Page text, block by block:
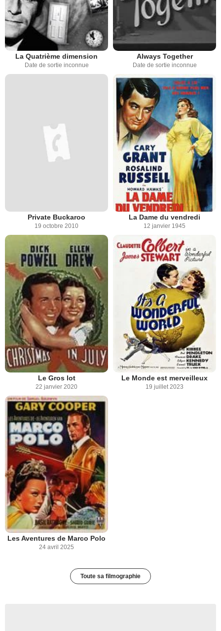
La Quatrième dimension
Date de sortie inconnue
Always Together
Date de sortie inconnue
Private Buckaroo
19 octobre 2010
La Dame du vendredi
12 janvier 1945
Le Gros lot
22 janvier 2020
Le Monde est merveilleux
19 juillet 2023
Les Aventures de Marco Polo
24 avril 2025
Toute sa filmographie